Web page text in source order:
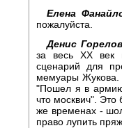
Елена
пожалуйста.
Денис
за весь XX век
сценарий для
мемуары Жукова.
"Пошел я в
что москвич". Это
же временах -
право лупить